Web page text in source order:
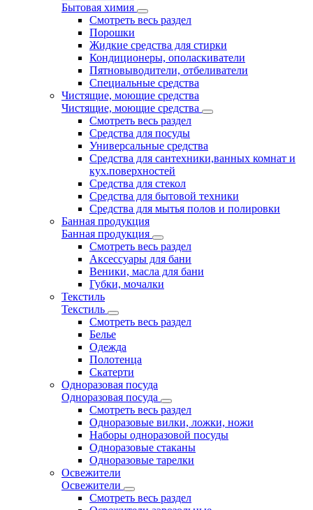
Бытовая химия
Смотреть весь раздел
Порошки
Жидкие средства для стирки
Кондиционеры, ополаскиватели
Пятновыводители, отбеливатели
Специальные средства
Чистящие, моющие средства
Чистящие, моющие средства
Смотреть весь раздел
Средства для посуды
Универсальные средства
Средства для сантехники,ванных комнат и
кух.поверхностей
Средства для стекол
Средства для бытовой техники
Средства для мытья полов и полировки
Банная продукция
Банная продукция
Смотреть весь раздел
Аксессуары для бани
Веники, масла для бани
Губки, мочалки
Текстиль
Текстиль
Смотреть весь раздел
Белье
Одежда
Полотенца
Скатерти
Одноразовая посуда
Одноразовая посуда
Смотреть весь раздел
Одноразовые вилки, ложки, ножи
Наборы одноразовой посуды
Одноразовые стаканы
Одноразовые тарелки
Освежители
Освежители
Смотреть весь раздел